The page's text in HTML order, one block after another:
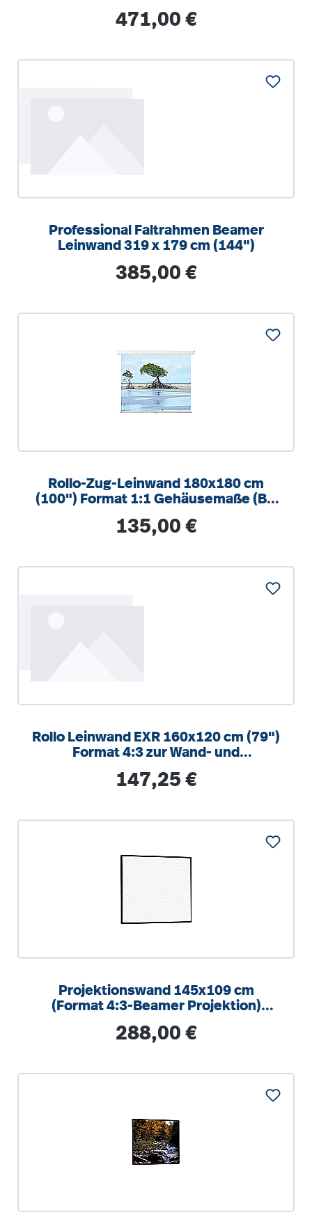
Regulärer Preis:
471,00 €
Professional Faltrahmen Beamer
Leinwand 319 x 179 cm (144")
Regulärer Preis:
385,00 €
Rollo-Zug-Leinwand 180x180 cm
(100") Format 1:1 Gehäusemaße (B x
Regulärer Preis:
135,00 €
Rollo Leinwand EXR 160x120 cm (79")
Format 4:3 zur Wand- und
Regulärer Preis:
147,25 €
Projektionswand 145x109 cm
(Format 4:3-Beamer Projektion)
Regulärer Preis:
288,00 €